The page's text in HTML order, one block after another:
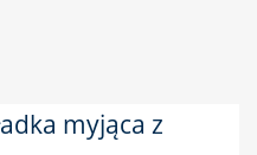
myjąca z